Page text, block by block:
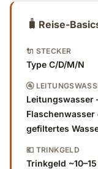
🧳 Reise-
🔌 STECKER
Type C/D/M/N
🚰
Flaschenwasser
gefiltertes
💶 TRINKGELD
Trinkgeld